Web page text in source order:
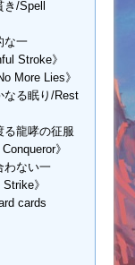
/Spell
な一
Stroke》
More Lies》
なる眠り/Rest
る龍哮の征服
》
わない一
》
cards